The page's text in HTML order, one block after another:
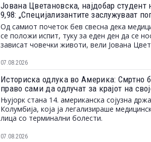
Јована Цветановска, најдобар
9,98: „Специјализантите заслужуваат
и можности за професионален развој“
Од самиот почеток бев свесна дека
се положи испит, туку за еден ден да се
зависат човечки животи, вели Јована
07.08.2026
Историска одлука во Америка: Смртно
право сами да одлучат за крајот на
Њујорк стана 14. американска сојузна
Колумбија, која ја легализираше
лица со терминални болести.
07.08.2026